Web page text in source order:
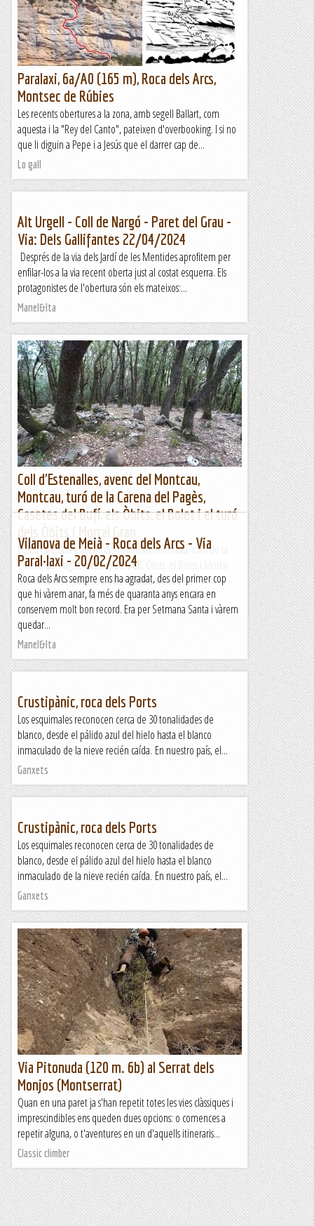
Paralaxi, 6a/A0 (165 m), Roca dels Arcs,
Montsec de Rúbies
Les recents obertures a la zona, amb segell Ballart, com
aquesta i la "Rey del Canto", pateixen d'overbooking. I si no
que li diguin a Pepe i a Jesús que el darrer cap de...
Lo gall
Alt Urgell - Coll de Nargó - Paret del Grau -
Via: Dels Gallifantes 22/04/2024
Després de la via dels Jardí de les Mentides aprofitem per
enfilar-los a la via recent oberta just al costat esquerra. Els
protagonistes de l'obertura són els mateixos:...
Manel&Ita
Coll d'Estenalles, avenc del Montcau,
Montcau, turó de la Carena del Pagès,
Casetes del Bufí, els Òbits, el Bolet i el turó
Coll d'Estenalles, avenc del Montcau, Montcau, turó de la
Carena del Pagès, Casetes del Bufí, Òbits, el Bolet i Morral
GranWikiloc | Ruta Coll d'Estenalles, avenc del...
Muntanya
Vilanova de Meià - Roca dels Arcs - Via
Paral·laxi - 20/02/2024
Roca dels Arcs sempre ens ha agradat, des del primer cop
que hi vàrem anar, fa més de quaranta anys encara en
conservem molt bon record. Era per Setmana Santa i vàrem
quedar...
Manel&Ita
Crustipànic, roca dels Ports
Los esquimales reconocen cerca de 30 tonalidades de
blanco, desde el pálido azul del hielo hasta el blanco
inmaculado de la nieve recién caída. En nuestro país, el...
Ganxets
Crustipànic, roca dels Ports
Los esquimales reconocen cerca de 30 tonalidades de
blanco, desde el pálido azul del hielo hasta el blanco
inmaculado de la nieve recién caída. En nuestro país, el...
Ganxets
Via Pitonuda (120 m. 6b) al Serrat dels
Monjos (Montserrat)
Quan en una paret ja s'han repetit totes les vies clàssiques i
imprescindibles ens queden dues opcions: o comences a
repetir alguna, o t'aventures en un d'aquells itineraris...
Classic climber